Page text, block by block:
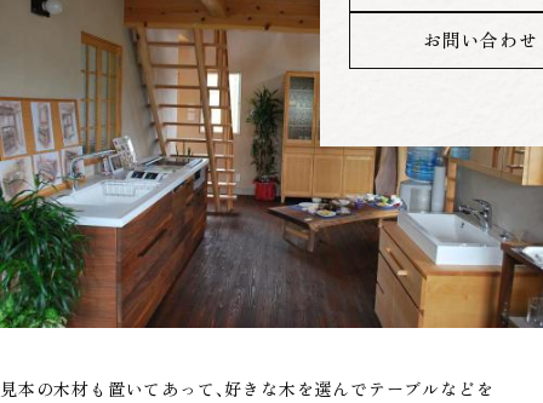
お問い合わせ
見本の木材も置いてあって、好きな木を選んでテーブルなどを